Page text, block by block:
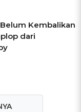
Kembalikan
dari